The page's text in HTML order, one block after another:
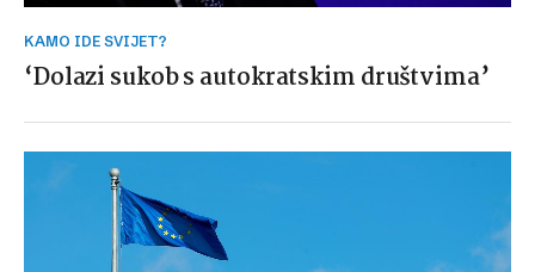
KAMO IDE SVIJET?
‘Dolazi sukob s autokratskim društvima’